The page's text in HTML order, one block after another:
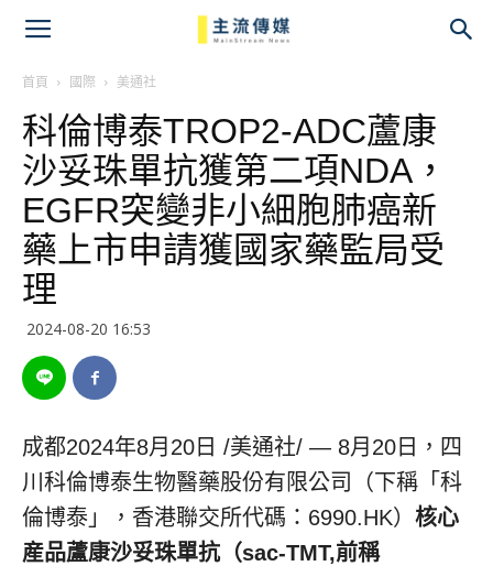
首頁 國際 美通社
科倫博泰TROP2-ADC蘆康
沙妥珠單抗獲第二項NDA，
EGFR突變非小細胞肺癌新
藥上市申請獲國家藥監局受
理
2024-08-20 16:53
成都2024年8月20日 /美通社/ — 8月20日，四
川科倫博泰生物醫藥股份有限公司（下稱 「 科
倫博泰 」 ，香港聯交所代碼：6990.HK） 核心
産品蘆康沙妥珠單抗（sac-TMT,前稱